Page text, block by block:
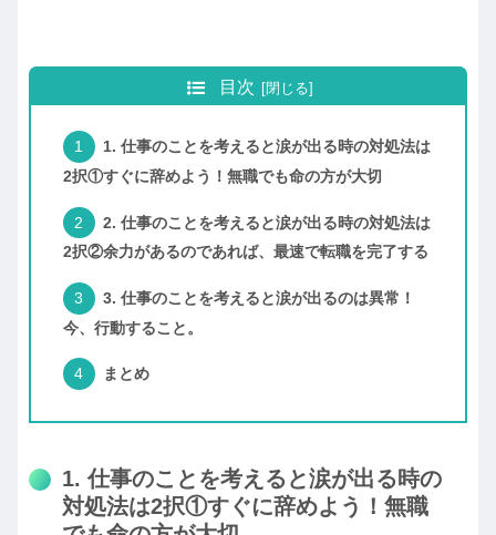
目次
1. 仕事のことを考えると涙が出る時の対処法は
2択①すぐに辞めよう！無職でも命の方が大切
2. 仕事のことを考えると涙が出る時の対処法は
2択②余力があるのであれば、最速で転職を完了する
3. 仕事のことを考えると涙が出るのは異常！
今、行動すること。
まとめ
1. 仕事のことを考えると涙が出る時の
対処法は2択①すぐに辞めよう！無職